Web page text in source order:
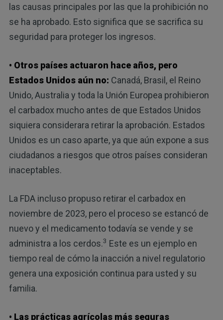
las causas principales por las que la prohibición no
se ha aprobado. Esto significa que se sacrifica su
seguridad para proteger los ingresos.
• Otros países actuaron hace años, pero
Estados Unidos aún no: Canadá, Brasil, el Reino
Unido, Australia y toda la Unión Europea prohibieron
el carbadox mucho antes de que Estados Unidos
siquiera considerara retirar la aprobación. Estados
Unidos es un caso aparte, ya que aún expone a sus
ciudadanos a riesgos que otros países consideran
inaceptables.
La FDA incluso propuso retirar el carbadox en
noviembre de 2023, pero el proceso se estancó de
nuevo y el medicamento todavía se vende y se
administra a los cerdos.3 Este es un ejemplo en
tiempo real de cómo la inacción a nivel regulatorio
genera una exposición continua para usted y su
familia.
• Las prácticas agrícolas más seguras